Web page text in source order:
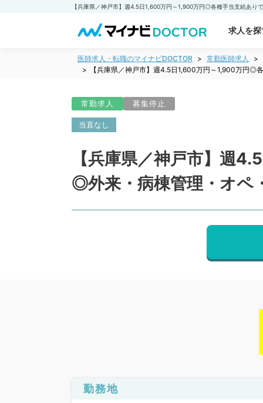
求人を探
医師求人・転職のマイナビDOCTOR
常勤医師求人
【兵庫県／神戸市】週4.5日1,600万円～1,900万円◎
常勤求人 募集停止
当直なし
【兵庫県／神戸市】週
◎外来・病棟管理・オペ
勤務地